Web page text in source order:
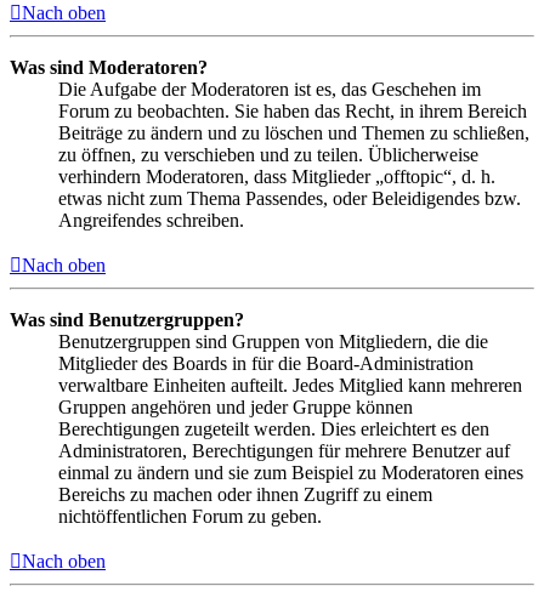
Nach oben
Was sind Moderatoren?
Die Aufgabe der Moderatoren ist es, das Geschehen im
Forum zu beobachten. Sie haben das Recht, in ihrem Bereich
Beiträge zu ändern und zu löschen und Themen zu schließen,
zu öffnen, zu verschieben und zu teilen. Üblicherweise
verhindern Moderatoren, dass Mitglieder „offtopic“, d. h.
etwas nicht zum Thema Passendes, oder Beleidigendes bzw.
Angreifendes schreiben.
Nach oben
Was sind Benutzergruppen?
Benutzergruppen sind Gruppen von Mitgliedern, die die
Mitglieder des Boards in für die Board-Administration
verwaltbare Einheiten aufteilt. Jedes Mitglied kann mehreren
Gruppen angehören und jeder Gruppe können
Berechtigungen zugeteilt werden. Dies erleichtert es den
Administratoren, Berechtigungen für mehrere Benutzer auf
einmal zu ändern und sie zum Beispiel zu Moderatoren eines
Bereichs zu machen oder ihnen Zugriff zu einem
nichtöffentlichen Forum zu geben.
Nach oben